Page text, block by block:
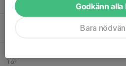
Tis
Tor
Godkänn alla
Bara